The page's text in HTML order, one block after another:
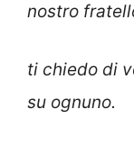
nostro
ti chiedo di
su ognuno.